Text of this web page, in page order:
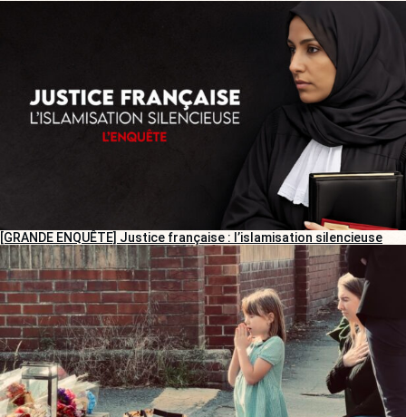
[GRANDE ENQUÊTE] Justice française : l’islamisation silencieuse